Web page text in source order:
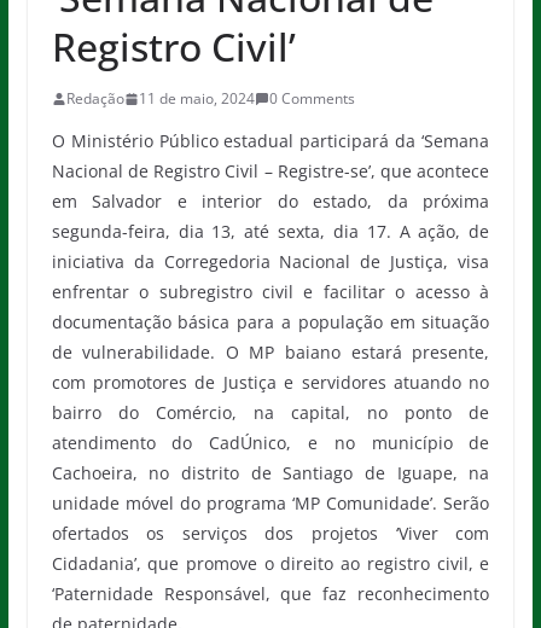
Registro Civil’
Redação 11 de maio, 2024 0 Comments
O Ministério Público estadual participará da ‘Semana
Nacional de Registro Civil – Registre-se’, que acontece
em Salvador e interior do estado, da próxima
segunda-feira, dia 13, até sexta, dia 17. A ação, de
iniciativa da Corregedoria Nacional de Justiça, visa
enfrentar o subregistro civil e facilitar o acesso à
documentação básica para a população em situação
de vulnerabilidade. O MP baiano estará presente,
com promotores de Justiça e servidores atuando no
bairro do Comércio, na capital, no ponto de
atendimento do CadÚnico, e no município de
Cachoeira, no distrito de Santiago de Iguape, na
unidade móvel do programa ‘MP Comunidade’. Serão
ofertados os serviços dos projetos ‘Viver com
Cidadania’, que promove o direito ao registro civil, e
‘Paternidade Responsável, que faz reconhecimento